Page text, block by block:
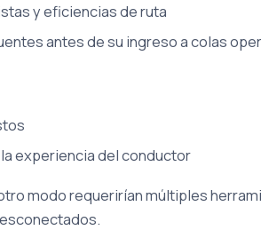
y eficiencias de ruta
antes de su ingreso a colas
experiencia del conductor
modo requerirían múltiples